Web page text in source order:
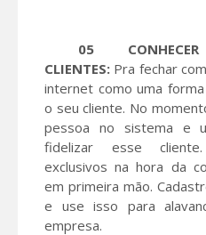
05
CLIENTES: Pra fechar
internet como uma
o seu cliente. No
pessoa no sistema e
fidelizar esse
exclusivos na hora da
em primeira mão.
e use isso para
empresa.